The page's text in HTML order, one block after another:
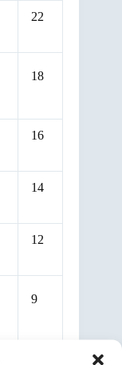
22
18
16
14
12
9